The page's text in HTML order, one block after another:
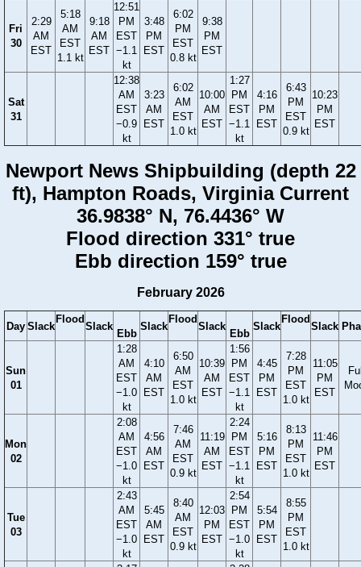
Fri
30
2:29
AM
EST
5:18
AM
EST
1.1 kt
9:18
AM
EST
12:51
PM
EST
−1.1
kt
3:48
PM
EST
6:02
PM
EST
0.8 kt
9:38
PM
EST
Sat
31
12:38
AM
EST
−0.9
kt
3:23
AM
EST
6:02
AM
EST
1.0 kt
10:00
AM
EST
1:27
PM
EST
−1.1
kt
4:16
PM
EST
6:43
PM
EST
0.9 kt
10:23
PM
EST
Newport News Shipbuilding (depth 22
ft), Hampton Roads, Virginia Current
36.9838° N, 76.4436° W
Flood direction 331° true
Ebb direction 159° true
February 2026
Day Slack
Flood
Slack
Ebb
Slack
Flood
Slack
Ebb
Slack
Flood
Slack
Sun
01
1:28
AM
EST
−1.0
kt
4:10
AM
EST
6:50
AM
EST
1.0 kt
10:39
AM
EST
1:56
PM
EST
−1.1
kt
4:45
PM
EST
7:28
PM
EST
1.0 kt
11:05
PM
EST
Mon
02
2:08
AM
EST
−1.0
kt
4:56
AM
EST
7:46
AM
EST
0.9 kt
11:19
AM
EST
2:24
PM
EST
−1.1
kt
5:16
PM
EST
8:13
PM
EST
1.0 kt
11:46
PM
EST
Tue
03
2:43
AM
EST
−1.0
kt
5:45
AM
EST
8:40
AM
EST
0.9 kt
12:03
PM
EST
2:54
PM
EST
−1.0
kt
5:54
PM
EST
8:55
PM
EST
1.0 kt